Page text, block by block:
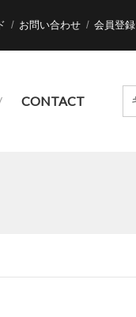
お問い合わせ 会員登録
CONTACT